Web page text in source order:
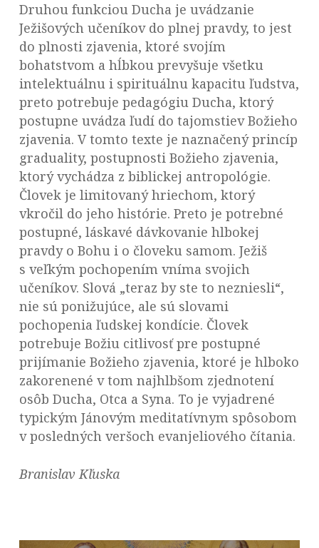
Druhou funkciou Ducha je uvádzanie
Ježišových učeníkov do plnej pravdy, to jest
do plnosti zjavenia, ktoré svojím
bohatstvom a hĺbkou prevyšuje všetku
intelektuálnu i spirituálnu kapacitu ľudstva,
preto potrebuje pedagógiu Ducha, ktorý
postupne uvádza ľudí do tajomstiev Božieho
zjavenia. V tomto texte je naznačený princíp
graduality, postupnosti Božieho zjavenia,
ktorý vychádza z biblickej antropológie.
Človek je limitovaný hriechom, ktorý
vkročil do jeho histórie. Preto je potrebné
postupné, láskavé dávkovanie hlbokej
pravdy o Bohu i o človeku samom. Ježiš
s veľkým pochopením vníma svojich
učeníkov. Slová „teraz by ste to nezniesli“,
nie sú ponižujúce, ale sú slovami
pochopenia ľudskej kondície. Človek
potrebuje Božiu citlivosť pre postupné
prijímanie Božieho zjavenia, ktoré je hlboko
zakorenené v tom najhlbšom zjednotení
osôb Ducha, Otca a Syna. To je vyjadrené
typickým Jánovým meditatívnym spôsobom
v posledných veršoch evanjeliového čítania.
Branislav Kľuska